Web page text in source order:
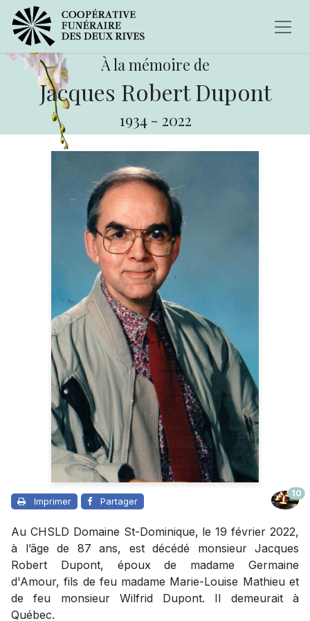
À la mémoire de
Jacques Robert Dupont
1934 - 2022
Imprimer Partager
10
Au CHSLD Domaine St-Dominique, le 19 février 2022,
à l’âge de 87 ans, est décédé monsieur Jacques
Robert Dupont, époux de madame Germaine
d'Amour, fils de feu madame Marie-Louise Mathieu et
de feu monsieur Wilfrid Dupont. Il demeurait à
Québec.